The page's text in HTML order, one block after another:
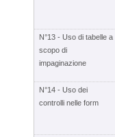
N°13 - Uso di tabelle a
scopo di
impaginazione
N°14 - Uso dei
controlli nelle form